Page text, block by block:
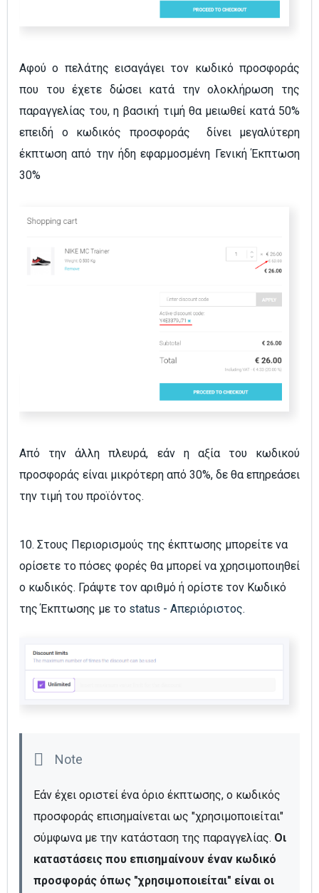
Αφού ο πελάτης εισαγάγει τον κωδικό προσφοράς
που του έχετε δώσει κατά την ολοκλήρωση της
παραγγελίας του, η βασική τιμή θα μειωθεί κατά 50%
επειδή ο κωδικός προσφοράς δίνει μεγαλύτερη
έκπτωση από την ήδη εφαρμοσμένη Γενική Έκπτωση
30%
Από την άλλη πλευρά, εάν η αξία του κωδικού
προσφοράς είναι μικρότερη από 30%, δε θα επηρεάσει
την τιμή του προϊόντος.
10. Στους Περιορισμούς της έκπτωσης μπορείτε να
ορίσετε το πόσες φορές θα μπορεί να χρησιμοποιηθεί
ο κωδικός. Γράψτε τον αριθμό ή ορίστε τον Κωδικό
της Έκπτωσης με το status - Απεριόριστος.
Εάν έχει οριστεί ένα όριο έκπτωσης, ο κωδικός
προσφοράς επισημαίνεται ως "χρησιμοποιείται"
σύμφωνα με την κατάσταση της παραγγελίας. Οι
καταστάσεις που επισημαίνουν έναν κωδικό
προσφοράς όπως "χρησιμοποιείται" είναι οι